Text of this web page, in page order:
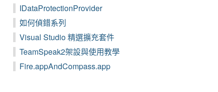
IDataProtectionProvider
如何偵錯系列
Visual Studio 精選擴充套件
TeamSpeak2架設與使用教學
Fire.appAndCompass.app